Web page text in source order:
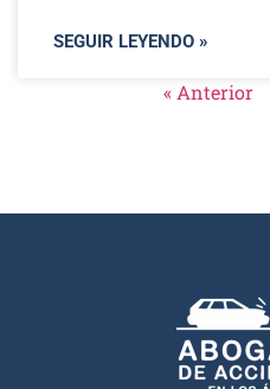
SEGUIR LEYENDO »
« Anterior